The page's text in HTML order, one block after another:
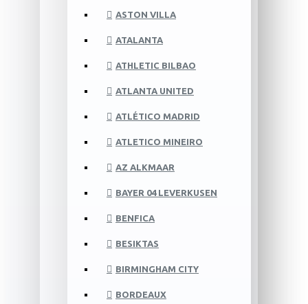
ASTON VILLA
ATALANTA
ATHLETIC BILBAO
ATLANTA UNITED
ATLÉTICO MADRID
ATLETICO MINEIRO
AZ ALKMAAR
BAYER 04 LEVERKUSEN
BENFICA
BESIKTAS
BIRMINGHAM CITY
BORDEAUX